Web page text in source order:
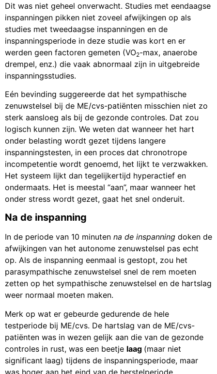
Dit was niet geheel onverwacht. Studies met eendaagse
inspanningen pikken niet zoveel afwijkingen op als
studies met tweedaagse inspanningen en de
inspanningsperiode in deze studie was kort en er
werden geen factoren gemeten (VO2-max, anaerobe
drempel, enz.) die vaak abnormaal zijn in uitgebreide
inspanningsstudies.
Eén bevinding suggereerde dat het sympathische
zenuwstelsel bij de ME/cvs-patiënten misschien niet zo
sterk aansloeg als bij de gezonde controles. Dat zou
logisch kunnen zijn. We weten dat wanneer het hart
onder belasting wordt gezet tijdens langere
inspanningstesten, in een proces dat chronotrope
incompetentie wordt genoemd, het lijkt te verzwakken.
Het systeem lijkt dan tegelijkertijd hyperactief en
ondermaats. Het is meestal “aan”, maar wanneer het
onder stress wordt gezet, gaat het snel onderuit.
Na de inspanning
In de periode van 10 minuten na de inspanning doken de
afwijkingen van het autonome zenuwstelsel pas echt
op. Als de inspanning eenmaal is gestopt, zou het
parasympathische zenuwstelsel snel de rem moeten
zetten op het sympathische zenuwstelsel en de hartslag
weer normaal moeten maken.
Merk op wat er gebeurde gedurende de hele
testperiode bij ME/cvs. De hartslag van de ME/cvs-
patiënten was in wezen gelijk aan die van de gezonde
controles in rust, was een beetje laag (maar niet
significant laag) tijdens de inspanningsperiode, maar
was hoger aan het eind van de herstelperiode.